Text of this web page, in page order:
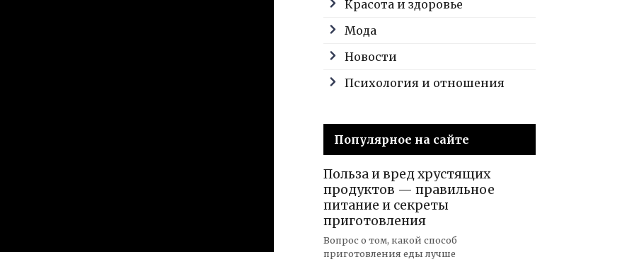
Красота и здоровье
Мода
Новости
Психология и отношения
Популярное на сайте
Польза и вред хрустящих
продуктов — правильное
питание и секреты
приготовления
Вопрос о том, какой способ
приготовления еды лучше